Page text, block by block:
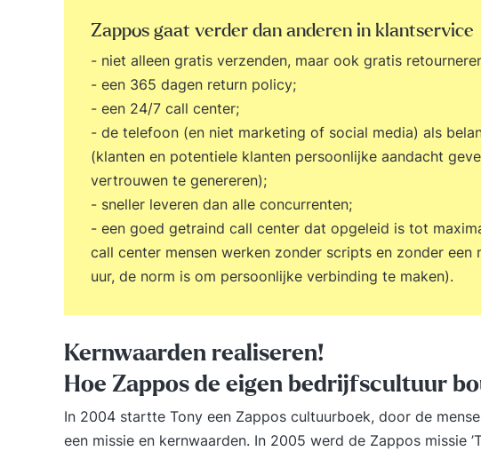
Zappos gaat verder dan anderen in klantservice
- niet alleen gratis verzenden, maar ook gratis
- een 365 dagen return policy;
- een 24/7 call center;
- de telefoon (en niet marketing of social media) als
(klanten en potentiele klanten persoonlijke aandacht
vertrouwen te genereren);
- sneller leveren dan alle concurrenten;
- een goed getraind call center dat opgeleid is tot
call center mensen werken zonder scripts en zonder
uur, de norm is om persoonlijke verbinding te maken).
Kernwaarden realiseren!
Hoe Zappos de eigen bedrijfscultuur
In 2004 startte Tony een Zappos cultuurboek, door de
een missie en kernwaarden. In 2005 werd de Zappos missie